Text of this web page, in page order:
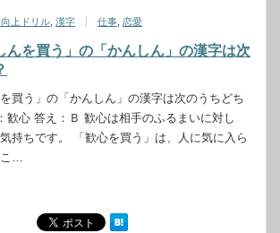
上ドリル 漢字 仕事 恋愛
んを買う」の「かんしん」の漢字は次
を買う」の「かんしん」の漢字は次のうちどち
歓心 答え：Ｂ 歓心は相手のふるまいに対し
持ちです。 「歓心を買う」は、人に気に入ら
こ…